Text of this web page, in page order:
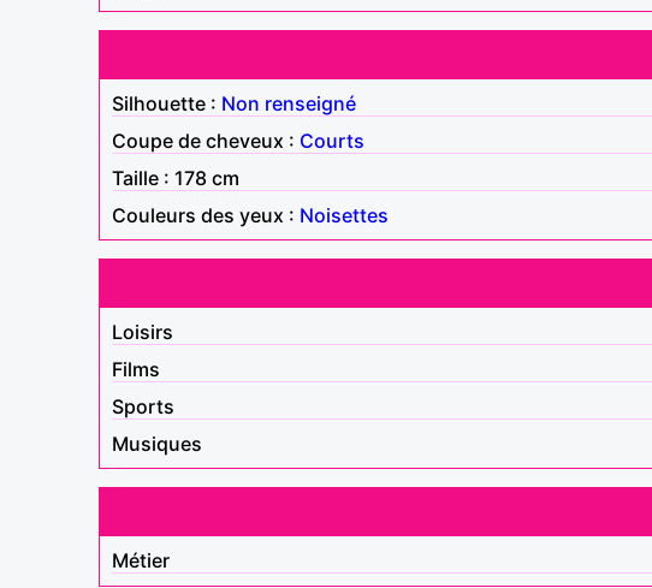
Silhouette : Non renseigné
Coupe de cheveux : Courts
Taille : 178 cm
Couleurs des yeux : Noisettes
Loisirs
Films
Sports
Musiques
Métier